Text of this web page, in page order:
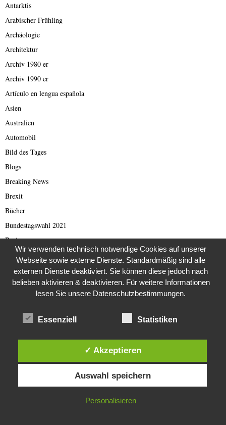
Antarktis
Arabischer Frühling
Archäologie
Architektur
Archiv 1980 er
Archiv 1990 er
Artículo en lengua española
Asien
Australien
Automobil
Bild des Tages
Blogs
Breaking News
Brexit
Bücher
Bundestagswahl 2021
Business
Business & Wirtschaft
Catastrophe Scam
China
China Presse
Cold Case
Corona Kriminelle
Darknet Reporter
Diese Website verwendet Cookies. Durch die weitere Nutzung dieser
Website stimmst du der Verwendung von Cookies zu.
IN ORDNUNG
Wir verwenden technisch notwendige Cookies auf unserer
Webseite sowie externe Dienste. Standardmäßig sind alle
externen Dienste deaktiviert. Sie können diese jedoch nach
belieben aktivieren & deaktivieren. Für weitere Informationen
lesen Sie unsere Datenschutzbestimmungen.
Essenziell Statistiken
✓ Akzeptieren
Auswahl speichern
Personalisieren